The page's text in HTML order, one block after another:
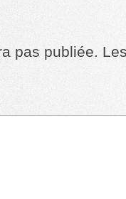
pas publiée.